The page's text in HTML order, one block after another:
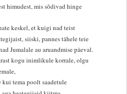
himudest, mis sõdivad hinge
keskel, et kuigi nad teist
siiski, pannes tähele teie
Jumalale au aruandmise päeval.
kogu inimlikule korrale, olgu
tema poolt saadetule